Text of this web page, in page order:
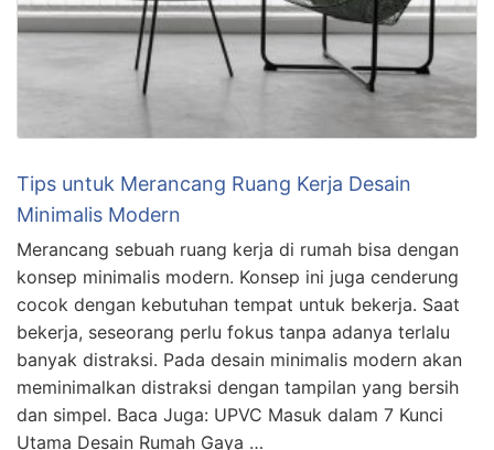
Tips untuk Merancang Ruang Kerja Desain
Minimalis Modern
Merancang sebuah ruang kerja di rumah bisa dengan
konsep minimalis modern. Konsep ini juga cenderung
cocok dengan kebutuhan tempat untuk bekerja. Saat
bekerja, seseorang perlu fokus tanpa adanya terlalu
banyak distraksi. Pada desain minimalis modern akan
meminimalkan distraksi dengan tampilan yang bersih
dan simpel. Baca Juga: UPVC Masuk dalam 7 Kunci
Utama Desain Rumah Gaya …